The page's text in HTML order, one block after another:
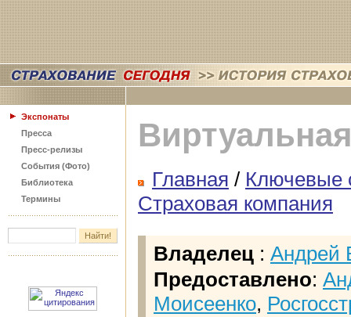
Экспонаты
Пресса
Пресс-релизы
События (Фото)
Библиотека
Термины
Главная / Ключевые
Страховая компания
Владелец : Андрей
Предоставлено:
Моисеенко,